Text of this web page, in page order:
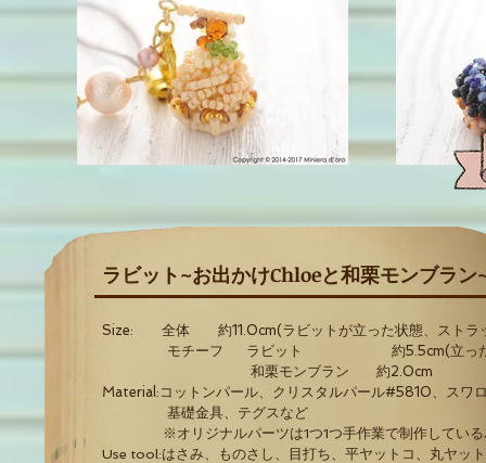
ラビット~お出かけChloeと和栗モンブラン
Size: 全体 約11.0cm(ラビットが立った状態、ストラ
モチーフ ラビット 約5.5cm(立った
和栗モンブラン 約2.0cm
Material:コットンパール、クリスタルパール#5810、スワ
基礎金具、テグスなど
※オリジナルパーツは1つ1つ手作業で制作してい
Use tool:はさみ、ものさし、目打ち、平ヤットコ、丸ヤッ